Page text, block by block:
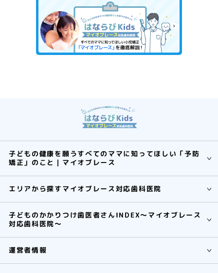
子どもの健康を願うすべてのママに知ってほしい「予防
矯正」のこと｜マイオブレース
エリアから探すマイオブレース対応歯科医院
子どものかかりつけ歯医者さんINDEX～マイオブレース
対応歯科医院～
運営者情報